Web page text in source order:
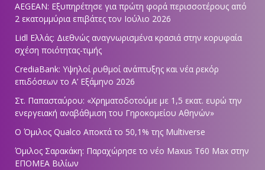
AEGEAN: Εξυπηρέτησε για πρώτη φορά περισσοτέρους από
2 εκατομμύρια επιβάτες τον Ιούλιο 2026
Lidl Ελλάς: Διεθνώς αναγνωρισμένα κρασιά στην κορυφαία
σχέση ποιότητας-τιμής
CrediaBank: Υψηλοί ρυθμοί ανάπτυξης και νέα ρεκόρ
επιδόσεων το Α’ Εξάμηνο 2026
Στ. Παπασταύρου: «Χρηματοδοτούμε με 1,5 εκατ. ευρώ την
ενεργειακή αναβάθμιση του Γηροκομείου Αθηνών»
Ο Όμιλος Qualco Αποκτά το 50,1% της Multiverse
Όμιλος Σαρακάκη: Παραχώρησε το νέο Maxus T60 Max στην
ΕΠΟΜΕΑ Βιλίων